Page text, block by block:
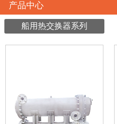
产品中心
船用热交换器系列